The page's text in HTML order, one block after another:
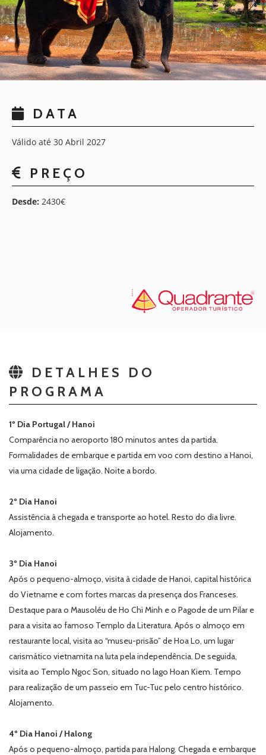
DATA
Válido até 30 Abril 2027
PREÇO
Desde: 2430€
DETALHES DO
PROGRAMA
1º Dia Portugal / Hanoi
Comparência no aeroporto 180 minutos antes da partida.
Formalidades de embarque e partida em voo com destino a Hanoi,
via uma cidade de ligação. Noite a bordo.
2º Dia Hanoi
Assistência à chegada e transporte ao hotel. Resto do dia livre.
Alojamento.
3º Dia Hanoi
Após o pequeno-almoço, visita à cidade de Hanoi, capital histórica
do Vietname e com fortes marcas da presença dos Franceses.
Destaque para o Mausoléu de Ho Chi Minh e o Pagode de um Pilar e
para a visita ao famoso Templo da Literatura. Após o almoço em
restaurante local, visita ao “museu-prisão” de Hoa Lo, um lugar
carismático vietnamita na luta pela independência. De seguida,
visita ao Templo Ngoc Son, situado no lago Hoan Kiem. Tempo
para realização de um passeio em Tuc-Tuc pelo centro histórico.
Alojamento.
4º Dia Hanoi / Halong
Após o pequeno-almoço, partida para Halong. Chegada e embarque